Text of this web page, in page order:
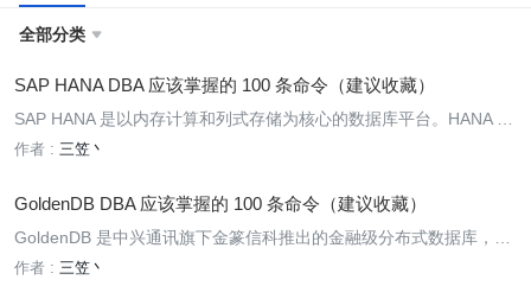
全部分类 
SAP HANA DBA 应该掌握的 100 条命令（建议收藏）
SAP HANA 是以内存计算和列式存储为核心的数据库平台。HANA D
BA 的日常工作横跨 SQL、系统监控视图、操作系统脚本、备份恢
理界
作者 : 三笠丶
GoldenDB DBA 应该掌握的 100 条命令（建议收藏）
GoldenDB 是中兴通讯旗下金篆信科推出的金融级分布式数据库，提
供分布式事务、分片、高可用、读写分离、备份恢复和运维管理等能
作者 : 三笠丶